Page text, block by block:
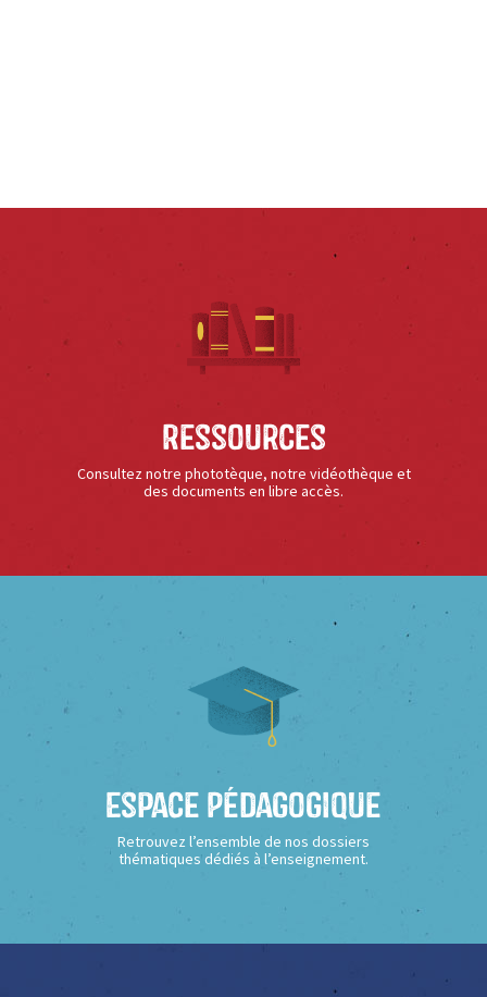
Ressources
Consultez notre phototèque, notre vidéothèque et
des documents en libre accès.
Espace Pédagogique
Retrouvez l’ensemble de nos dossiers
thématiques dédiés à l’enseignement.